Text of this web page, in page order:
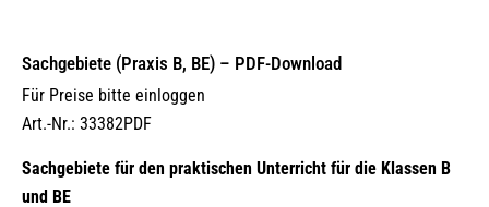
Sachgebiete (Praxis B, BE) – PDF-Download
Für Preise bitte einloggen
Art.-Nr.: 33382PDF
Sachgebiete für den praktischen Unterricht für die Klassen B
und BE